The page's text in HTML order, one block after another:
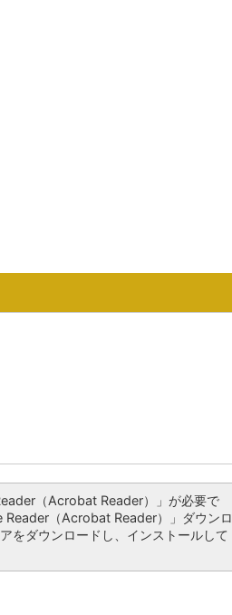
（Acrobat Reader）」が必要で
（Acrobat Reader）」ダウンロ
をダウンロードし、インストールして